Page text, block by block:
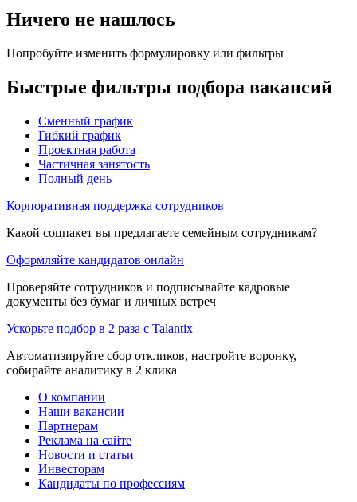
Ничего не нашлось
Попробуйте изменить формулировку или фильтры
Быстрые фильтры подбора вакансий
Сменный график
Гибкий график
Проектная работа
Частичная занятость
Полный день
Корпоративная поддержка сотрудников
Какой соцпакет вы предлагаете семейным сотрудникам?
Оформляйте кандидатов онлайн
Проверяйте сотрудников и подписывайте кадровые
документы без бумаг и личных встреч
Ускорьте подбор в 2 раза с Talantix
Автоматизируйте сбор откликов, настройте воронку,
собирайте аналитику в 2 клика
О компании
Наши вакансии
Партнерам
Реклама на сайте
Новости и статьи
Инвесторам
Кандидаты по профессиям